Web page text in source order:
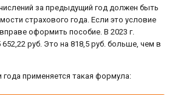
за предыдущий год должен быть
страхового года. Если это условие
оформить пособие. В 2023 г.
руб. Это на 818,5 руб. больше, чем в
применяется такая формула: